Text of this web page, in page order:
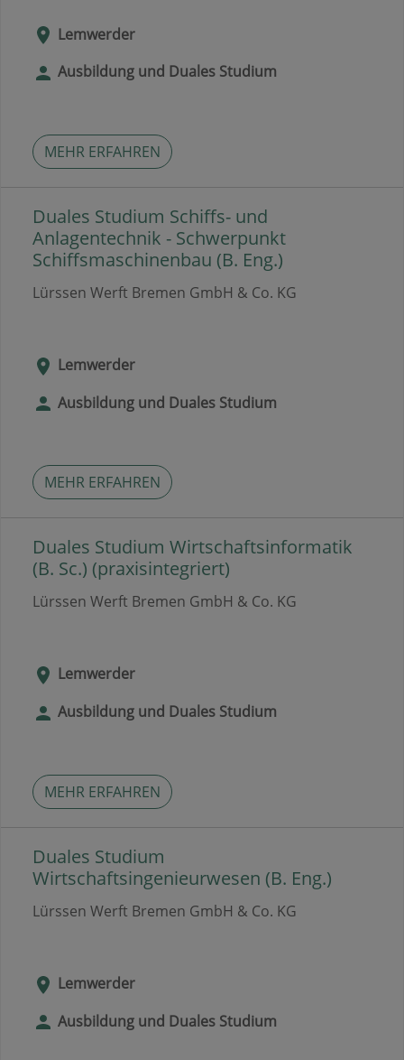
Lemwerder
Ausbildung und Duales Studium
MEHR ERFAHREN
Duales Studium Schiffs- und
Anlagentechnik - Schwerpunkt
Schiffsmaschinenbau (B. Eng.)
Lürssen Werft Bremen GmbH & Co. KG
Lemwerder
Ausbildung und Duales Studium
MEHR ERFAHREN
Duales Studium Wirtschaftsinformatik
(B. Sc.) (praxisintegriert)
Lürssen Werft Bremen GmbH & Co. KG
Lemwerder
Ausbildung und Duales Studium
MEHR ERFAHREN
Duales Studium
Wirtschaftsingenieurwesen (B. Eng.)
Lürssen Werft Bremen GmbH & Co. KG
Lemwerder
Ausbildung und Duales Studium